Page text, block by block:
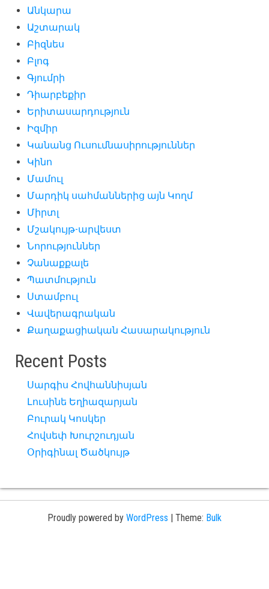
Անկարա
Աշտարակ
Բիզնես
Բլոգ
Գյումրի
Դիարբեքիր
Երիտասարդություն
Իզմիր
Կանանց Ուսումնասիրություններ
Կինո
Մամուլ
Մարդիկ սահմաններից այն Կողմ
Միրտլ
Մշակույթ-արվեստ
Նորություններ
Չանաքքալե
Պատմություն
Ստամբուլ
Վավերագրական
Քաղաքացիական Հասարակություն
Recent Posts
Սարգիս Հովհաննիսյան
Լուսինե Եղիազարյան
Բուրակ Կոսկեր
Հովսեփ Խուրշուդյան
Օրիգինալ Ծածկույթ
Proudly powered by WordPress | Theme: Bulk